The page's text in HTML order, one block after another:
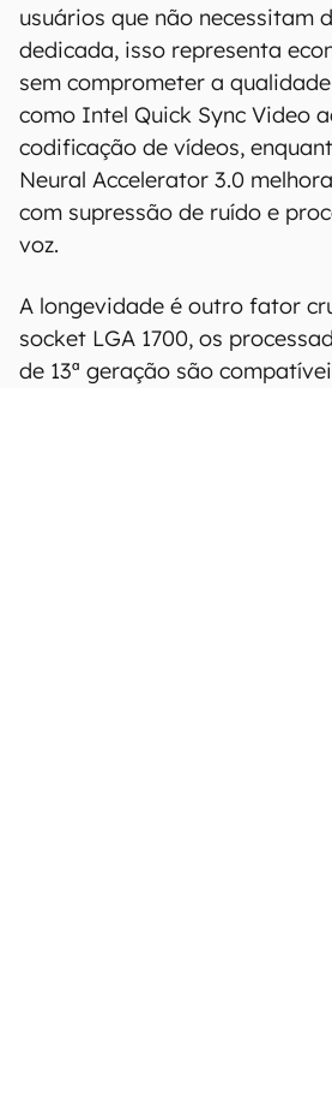
usuários que não necessitam
dedicada, isso representa
sem comprometer a
como Intel Quick Sync Video
codificação de vídeos,
Neural Accelerator 3.0
com supressão de ruído e
voz.
A longevidade é outro fator
socket LGA 1700, os
de 13ª geração são